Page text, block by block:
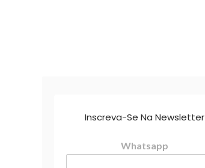
Inscreva-Se Na Newsletter
Whatsapp